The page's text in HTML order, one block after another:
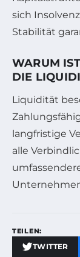
sich
Stabilität
WARUM
DIE
Liquidität
langfristige
alle
TEILEN:
TWITTER